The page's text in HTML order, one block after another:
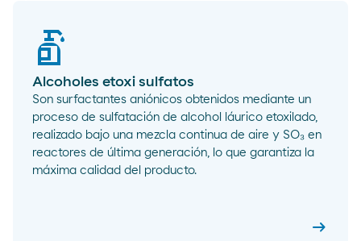
Alcoholes etoxi sulfatos
Son surfactantes aniónicos obtenidos mediante un
proceso de sulfatación de alcohol láurico etoxilado,
realizado bajo una mezcla continua de aire y SO₃ en
reactores de última generación, lo que garantiza la
máxima calidad del producto.
arrow_right_alt